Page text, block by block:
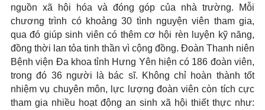
nguồn xã hội hóa và đóng góp của nhà trường. Mỗi
chương trình có khoảng 30 tình nguyện viên tham gia,
qua đó giúp sinh viên có thêm cơ hội rèn luyện kỹ năng,
đồng thời lan tỏa tinh thần vì cộng đồng. Đoàn Thanh niên
Bệnh viện Đa khoa tỉnh Hưng Yên hiện có 186 đoàn viên,
trong đó 36 người là bác sĩ. Không chỉ hoàn thành tốt
nhiệm vụ chuyên môn, lực lượng đoàn viên còn tích cực
tham gia nhiều hoạt động an sinh xã hội thiết thực như: